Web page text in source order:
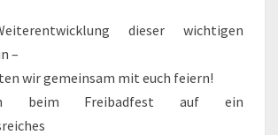
dieser wichtigen
–
wir gemeinsam mit euch feiern!
beim Freibadfest auf ein